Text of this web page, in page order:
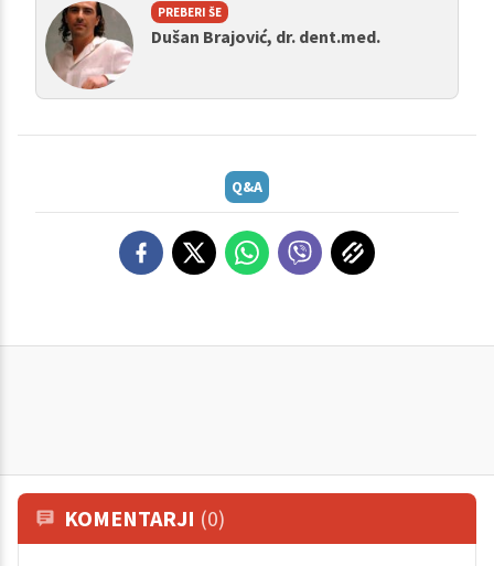
PREBERI ŠE
Dušan Brajović, dr. dent.med.
Q&A
KOMENTARJI (0)